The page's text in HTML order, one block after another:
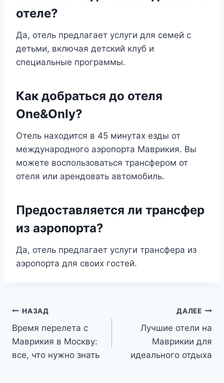
отеле?
Да, отель предлагает услуги для семей с
детьми, включая детский клуб и
специальные программы.
Как добраться до отеля
One&Only?
Отель находится в 45 минутах езды от
международного аэропорта Маврикия. Вы
можете воспользоваться трансфером от
отеля или арендовать автомобиль.
Предоставляется ли трансфер
из аэропорта?
Да, отель предлагает услуги трансфера из
аэропорта для своих гостей.
Навигация
по
записям
НАЗАД
Время перелета с
Маврикия в Москву:
все, что нужно знать
ДАЛЕЕ
Лучшие отели на
Маврикии для
идеального отдыха